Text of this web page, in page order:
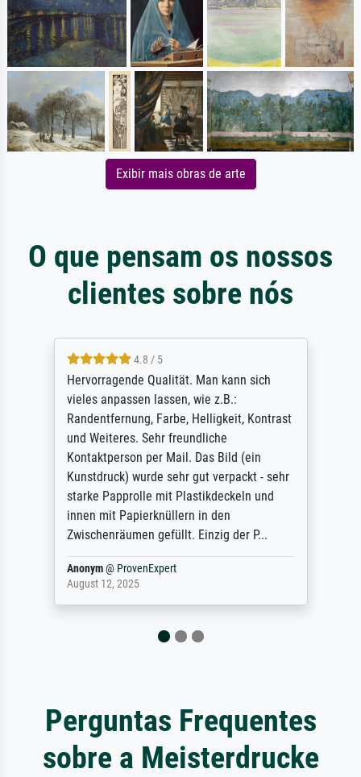
Exibir mais obras de arte
O que pensam os nossos
clientes sobre nós
4.8 / 5
So, I ordered a large print of The
Annunciation by Fra Angelico from a very
large and popular American "art/poster"
site advertising giclee print quality. The
quality for a large print was atrocious. They
refunded me when I sent pictures of the
blurry print vs. a Wikipedia commons
representation. They stated they couldn't
do ...
Anonym@ ProvenExpert
December 4, 2025
Perguntas Frequentes
sobre a Meisterdrucke